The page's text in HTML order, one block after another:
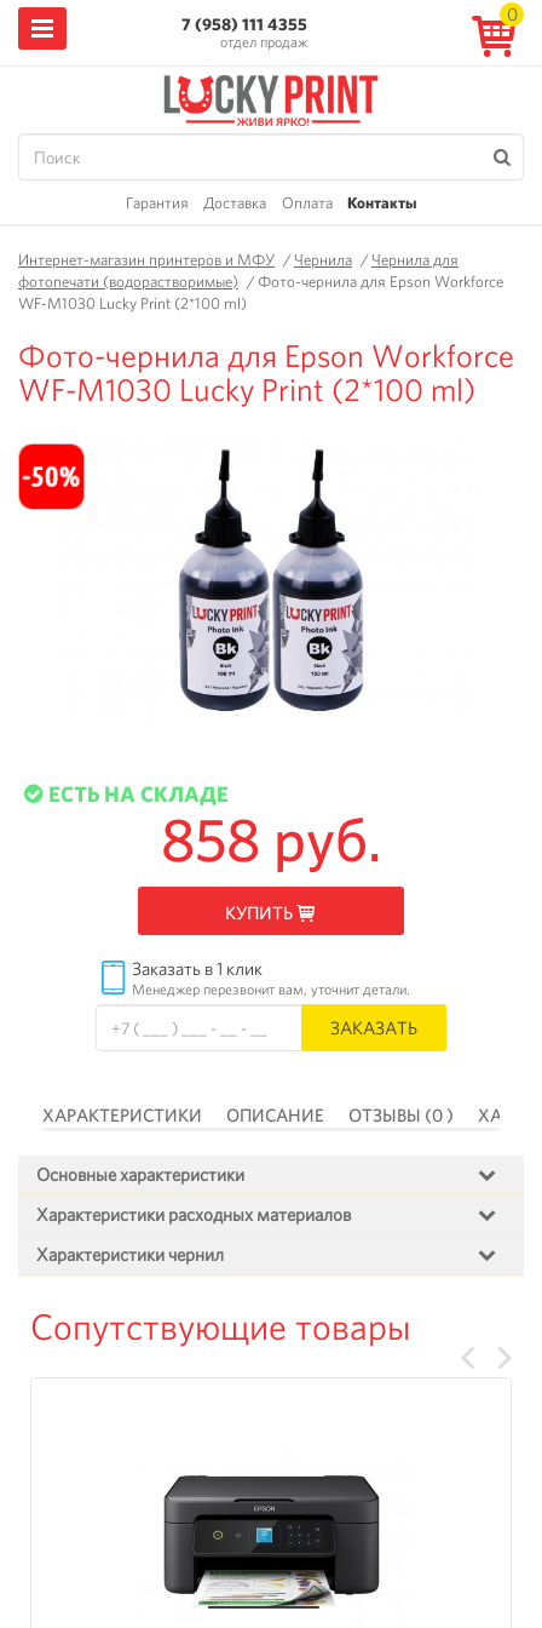
7 (958) 111 4355
отдел продаж
0
Гарантия Доставка Оплата Контакты
Интернет-магазин принтеров и МФУ /Чернила /Чернила для
фотопечати (водорастворимые) /Фото-чернила для Epson Workforce
WF-M1030 Lucky Print (2*100 ml)
Фото-чернила для Epson Workforce
WF-M1030 Lucky Print (2*100 ml)
ЕСТЬ НА СКЛАДЕ
858 руб.
КУПИТЬ
Заказать в 1 клик
Менеджер перезвонит вам, уточнит детали.
ЗАКАЗАТЬ
ХАРАКТЕРИСТИКИ ОПИСАНИЕ ОТЗЫВЫ (0 )
Основные характеристики
Характеристики расходных материалов
Характеристики чернил
Сопутствующие товары